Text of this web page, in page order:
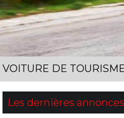
VOITURE DE
Les dernières annonces